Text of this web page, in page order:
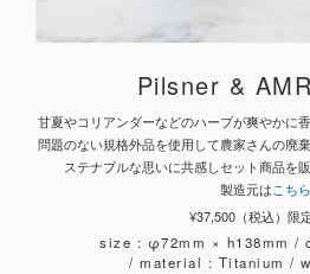
Pilsner &
甘夏やコリアンダーなどのハーブが爽やかに
問題のない規格外品を使用して農家さんの廃
ステナブルな思いに共感しセット商品を
製造元はこちら
¥37,500（税込）限
size : φ72mm × h138mm /
/ material : Titanium /